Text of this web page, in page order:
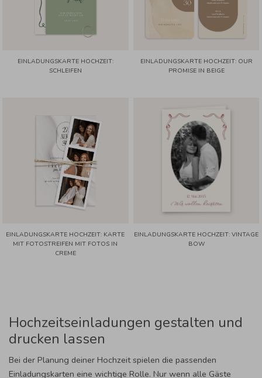
EINLADUNGSKARTE HOCHZEIT:
SCHLEIFEN
EINLADUNGSKARTE HOCHZEIT: OUR
PROMISE IN BEIGE
EINLADUNGSKARTE HOCHZEIT: KARTE
MIT FOTOSTREIFEN MIT FOTOS IN
CREME
EINLADUNGSKARTE HOCHZEIT: VINTAGE
BOW
Hochzeitseinladungen gestalten und
drucken lassen
Bei der Planung deiner Hochzeit spielen die passenden
Einladungskarten eine wichtige Rolle. Nur wenn alle Gäste